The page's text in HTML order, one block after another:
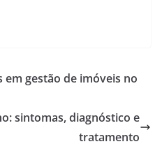
em gestão de imóveis no
sintomas, diagnóstico e
tratamento